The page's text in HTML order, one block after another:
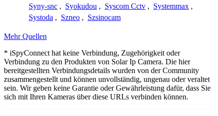
Syny-snc , Syokudou , Syscom Cctv , Systemmax ,
Systoda , Szneo , Szsinocam
Mehr Quellen
* iSpyConnect hat keine Verbindung, Zugehörigkeit oder
Verbindung zu den Produkten von Solar Ip Camera. Die hier
bereitgestellten Verbindungsdetails wurden von der Community
zusammengestellt und können unvollständig, ungenau oder veraltet
sein. Wir geben keine Garantie oder Gewährleistung dafür, dass Sie
sich mit Ihren Kameras über diese URLs verbinden können.